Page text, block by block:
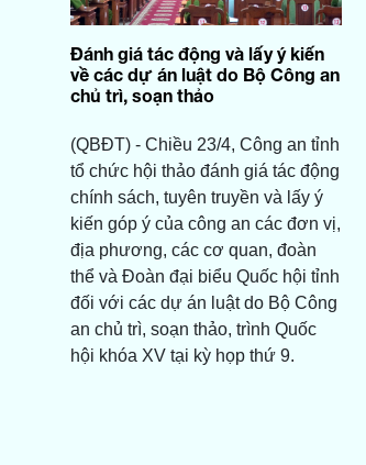
Đánh giá tác động và lấy ý kiến
về các dự án luật do Bộ Công an
chủ trì, soạn thảo
(QBĐT) - Chiều 23/4, Công an tỉnh
tổ chức hội thảo đánh giá tác động
chính sách, tuyên truyền và lấy ý
kiến góp ý của công an các đơn vị,
địa phương, các cơ quan, đoàn
thể và Đoàn đại biểu Quốc hội tỉnh
đối với các dự án luật do Bộ Công
an chủ trì, soạn thảo, trình Quốc
hội khóa XV tại kỳ họp thứ 9.